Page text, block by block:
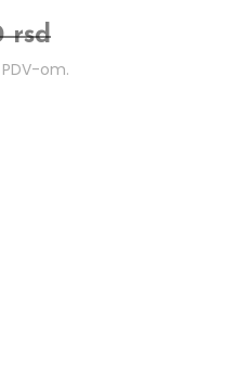
rsd
om.